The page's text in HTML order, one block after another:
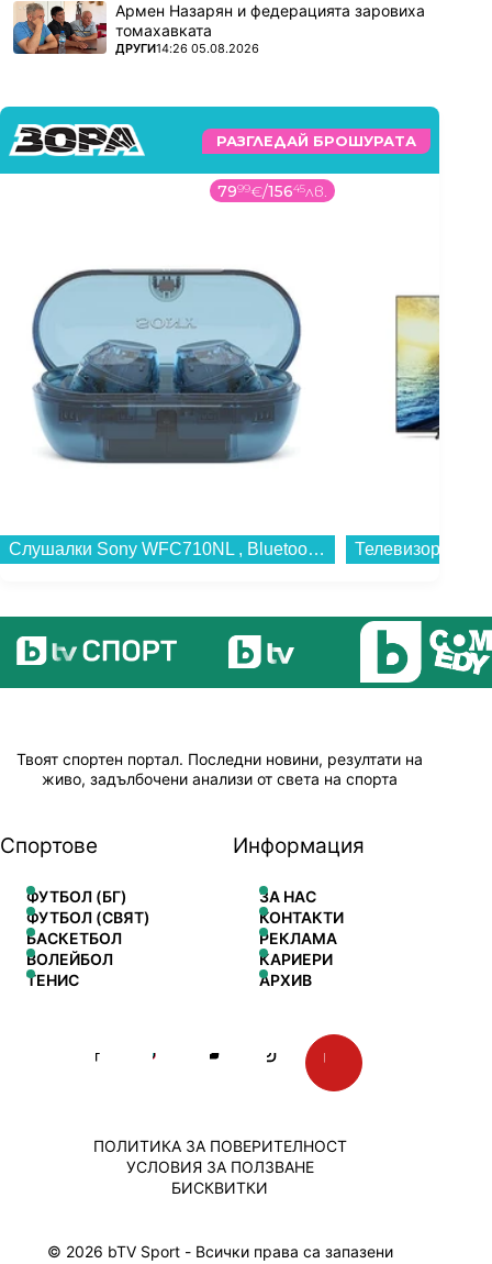
Армен Назарян и федерацията заровиха
томахавката
ПОВЕЧЕ ОТ
ДРУГИ14:26 05.08.2026
РАЗГЛЕДАЙ БРОШУРАТА
7999€/15645лв.
Слушалки Sony WFC710NL , Bluetooth , IN-EAR (ТАПИ)...
Твоят спортен портал. Последни новини, резултати на
живо, задълбочени анализи от света на спорта
Спортове
ФУТБОЛ (БГ)
ФУТБОЛ (СВЯТ)
БАСКЕТБОЛ
ВОЛЕЙБОЛ
ТЕНИС
Информация
ЗА НАС
КОНТАКТИ
РЕКЛАМА
КАРИЕРИ
АРХИВ
© 2026 bTV Sport - Всички права са запазени
ПОЛИТИКА ЗА ПОВЕРИТЕЛНОСТ
УСЛОВИЯ ЗА ПОЛЗВАНЕ
БИСКВИТКИ